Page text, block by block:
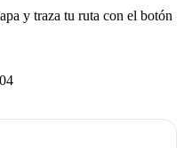
y traza tu ruta con el botón